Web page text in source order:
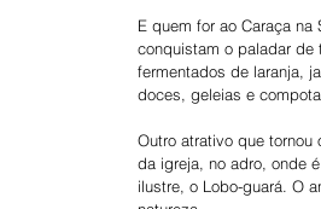
E quem for ao Caraça
conquistam o paladar
fermentados de laranja,
doces, geleias e
Outro atrativo que
da igreja, no adro, onde
ilustre, o Lobo-guará. O